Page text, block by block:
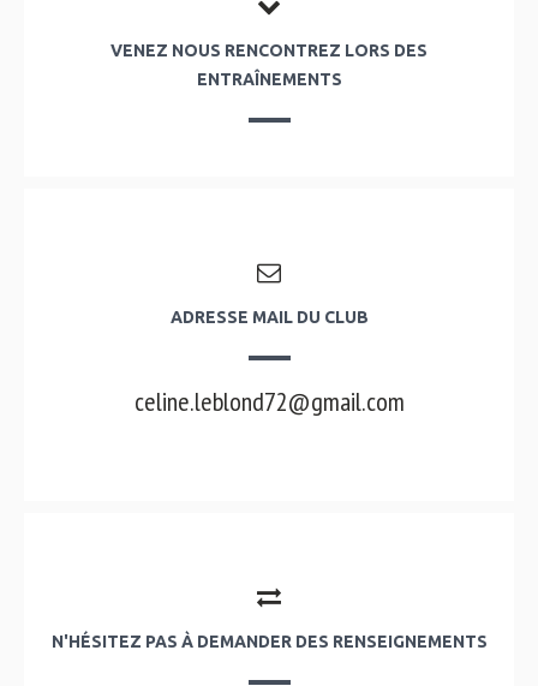
VENEZ NOUS RENCONTREZ LORS DES
ENTRAÎNEMENTS
ADRESSE MAIL DU CLUB
celine.leblond72@gmail.com
N'HÉSITEZ PAS À DEMANDER DES RENSEIGNEMENTS